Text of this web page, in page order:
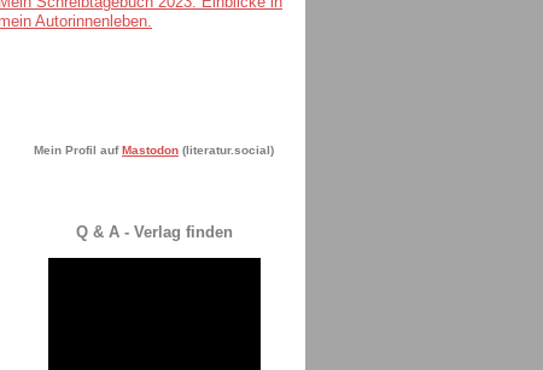
Mein Profil auf Mastodon (literatur.social)
Q & A - Verlag finden